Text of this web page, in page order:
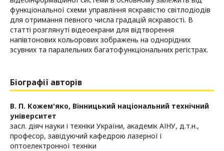
функціональної схеми управління яскравістю світлодіодів
для отримання певного числа градацій яскравості. В
статті розглянуті відеоекрани для відтворення
напівтонових кольорових зображень на однорідних
зсувних та паралельних багатофункціональних регістрах.
Біографії авторів
В. П. Кожем'яко, Вінницький національний технічний
університет
засл. діяч науки і техніки України, академік АІНУ, д.т.н.,
професор, завідуючий кафедрою лазерної і
оптоелектронної техніки